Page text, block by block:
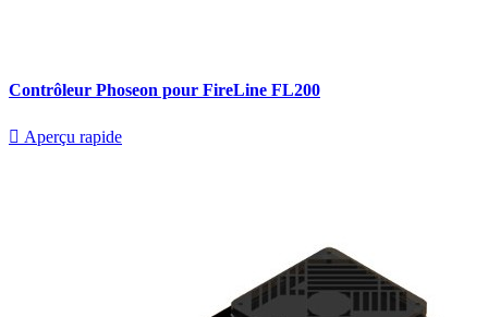
Contrôleur Phoseon pour FireLine FL200
 Aperçu rapide